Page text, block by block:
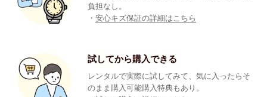
負担なし。
・安心キズ保証の詳細はこちら
試してから購入できる
レンタルで実際に試してみて、気に入ったらそ
のまま購入可能購入特典もあり。